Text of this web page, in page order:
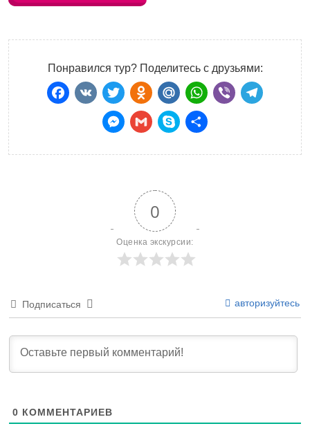
Понравился тур? Поделитесь с друзьями:
Facebook
VKTwitter
Odnoklassniki
Mail.Ru
WhatsApp
Отправить
0
Оценка экскурсии:
Подписаться авторизуйтесь
0 КОММЕНТАРИЕВ